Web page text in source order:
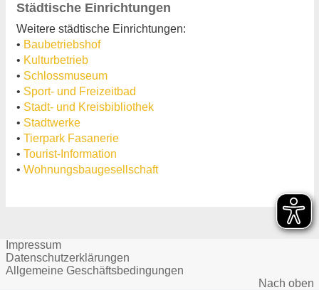
Städtische Einrichtungen
Weitere städtische Einrichtungen:
• Baubetriebshof
• Kulturbetrieb
• Schlossmuseum
• Sport- und Freizeitbad
• Stadt- und Kreisbibliothek
• Stadtwerke
• Tierpark Fasanerie
• Tourist-Information
• Wohnungsbaugesellschaft
Impressum
Datenschutzerklärungen
Allgemeine Geschäftsbedingungen
Nach oben